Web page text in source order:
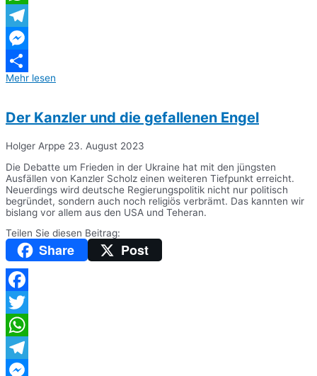
WhatsApp
Telegram
Messenger
Teilen
Mehr lesen
Der Kanzler und die gefallenen Engel
Holger Arppe 23. August 2023
Die Debatte um Frieden in der Ukraine hat mit den jüngsten
Ausfällen von Kanzler Scholz einen weiteren Tiefpunkt erreicht.
Neuerdings wird deutsche Regierungspolitik nicht nur politisch
begründet, sondern auch noch religiös verbrämt. Das kannten wir
bislang vor allem aus den USA und Teheran.
Teilen Sie diesen Beitrag:
Share Post
Facebook
Twitter
WhatsApp
Telegram